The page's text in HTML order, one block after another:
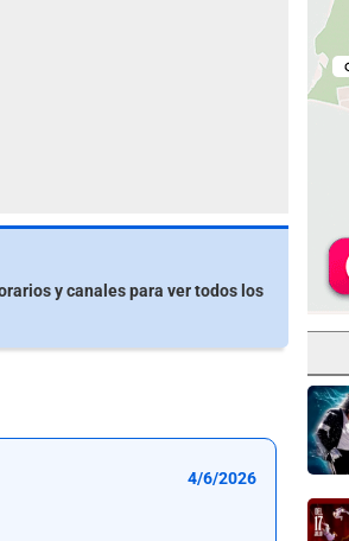
y canales para ver todos los
4/6/2026